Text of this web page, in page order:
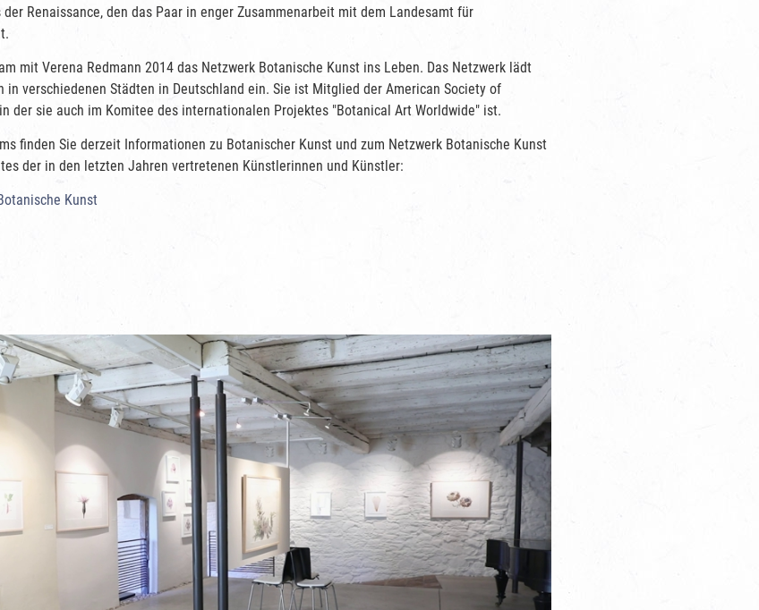
Renaissance, den das Paar in enger Zusammenarbeit mit dem Landesamt für
mit Verena Redmann 2014 das Netzwerk Botanische Kunst ins Leben. Das Netzwerk lädt
verschiedenen Städten in Deutschland ein. Sie ist Mitglied der American Society of
der sie auch im Komitee des internationalen Projektes "Botanical Art Worldwide" ist.
finden Sie derzeit Informationen zu Botanischer Kunst und zum Netzwerk Botanische Kunst
der in den letzten Jahren vertretenen Künstlerinnen und Künstler:
Kunst